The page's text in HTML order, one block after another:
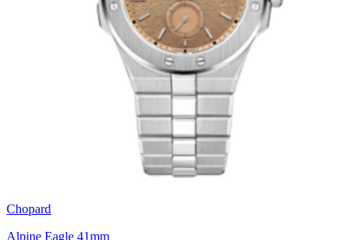
Chopard
Alpine Eagle 41mm